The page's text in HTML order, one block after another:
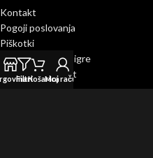
Kontakt
Pogoji poslovanja
Piškotki
Pravila nagradne igre
Ekološki certifikat
FiltriKošaricaMoj račun